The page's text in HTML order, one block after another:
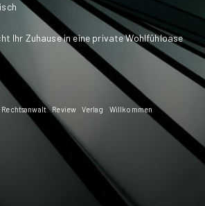
Ihr Zuhause in eine private Wohlfühloase
Rechtsanwalt Review Verlag Willkommen